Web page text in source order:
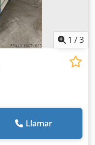
1 /3
Llamar